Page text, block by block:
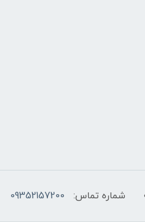
شماره تماس: 09352157200